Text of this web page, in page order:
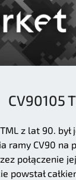
CV90105
z lat 90.
ramy CV90 na
połączenie
powstał